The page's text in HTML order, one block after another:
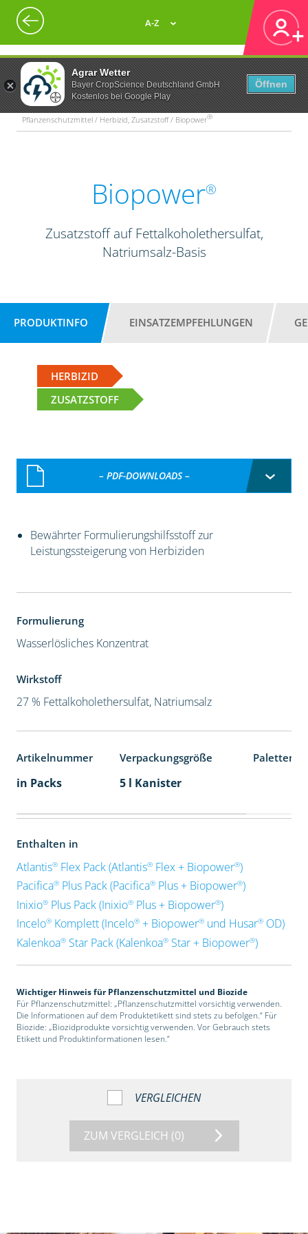
Agrar Wetter
Bayer CropScience Deutschland GmbH
Kostenlos bei Google Play
Öffnen
A-Z
Pflanzenschutzmittel / Herbizid, Zusatzstoff / Biopower®
Biopower®
Zusatzstoff auf Fettalkoholethersulfat,
Natriumsalz-Basis
PRODUKTINFO EINSATZEMPFEHLUNGEN
HERBIZID
ZUSATZSTOFF
– PDF-DOWNLOADS –
Bewährter Formulierungshilfsstoff zur
Leistungssteigerung von Herbiziden
Formulierung
Wasserlösliches Konzentrat
Wirkstoff
27 % Fettalkoholethersulfat, Natriumsalz
Artikelnummer Verpackungsgröße
in Packs 5 l Kanister
Enthalten in
Atlantis®Flex Pack (Atlantis®Flex + Biopower®)
Pacifica®Plus Pack (Pacifica®Plus + Biopower®)
Inixio®Plus Pack (Inixio®Plus + Biopower®)
Incelo®Komplett (Incelo®+ Biopower®und Husar®OD)
Kalenkoa®Star Pack (Kalenkoa®Star + Biopower®)
Wichtiger Hinweis für Pflanzenschutzmittel und Biozide
Für Pflanzenschutzmittel: „Pflanzenschutzmittel vorsichtig verwenden.
Die Informationen auf dem Produktetikett sind stets zu befolgen.“ Für
Biozide: „Biozidprodukte vorsichtig verwenden. Vor Gebrauch stets
Etikett und Produktinformationen lesen.“
VERGLEICHEN
ZUM VERGLEICH (0)